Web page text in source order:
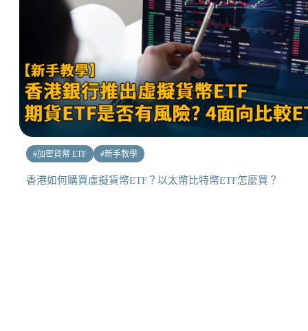
#加密貨幣 ETF #新手教學
香港如何購買虛擬貨幣ETF？以太幣比特幣ETF怎麼買？